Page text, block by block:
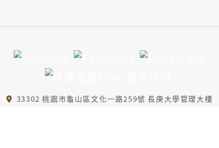
33302 桃園市龜山區文化一路259號 長庚大學管理大樓